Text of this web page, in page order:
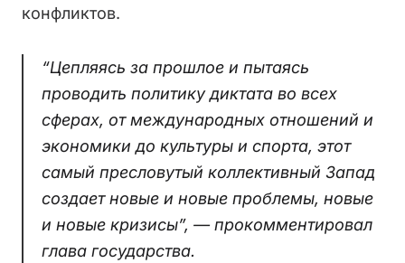
конфликтов.
“Цепляясь за прошлое и пытаясь
проводить политику диктата во всех
сферах, от международных отношений и
экономики до культуры и спорта, этот
самый пресловутый коллективный Запад
создает новые и новые проблемы, новые
и новые кризисы”, — прокомментировал
глава государства.